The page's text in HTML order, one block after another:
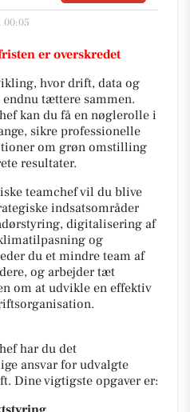
00:05
er overskredet
hvor drift, data og
tættere sammen.
kan du få en nøglerolle i
sikre professionelle
om grøn omstilling
resultater.
teamchef vil du blive
indsatsområder
digitalisering af
og
du et mindre team af
og arbejder tæt
om at udvikle en effektiv
har du det
ansvar for udvalgte
Dine vigtigste opgaver er: